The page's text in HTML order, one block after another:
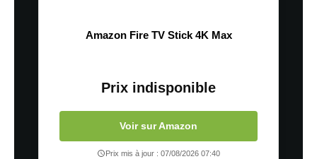
Amazon Fire TV Stick 4K Max
Prix indisponible
Voir sur Amazon
Prix mis à jour : 07/08/2026 07:40